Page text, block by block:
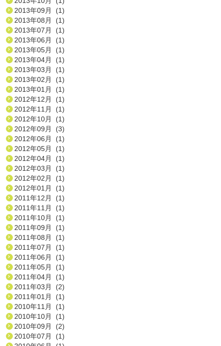
2013年09月 (1)
2013年08月 (1)
2013年07月 (1)
2013年06月 (1)
2013年05月 (1)
2013年04月 (1)
2013年03月 (1)
2013年02月 (1)
2013年01月 (1)
2012年12月 (1)
2012年11月 (1)
2012年10月 (1)
2012年09月 (3)
2012年06月 (1)
2012年05月 (1)
2012年04月 (1)
2012年03月 (1)
2012年02月 (1)
2012年01月 (1)
2011年12月 (1)
2011年11月 (1)
2011年10月 (1)
2011年09月 (1)
2011年08月 (1)
2011年07月 (1)
2011年06月 (1)
2011年05月 (1)
2011年04月 (1)
2011年03月 (2)
2011年01月 (1)
2010年11月 (1)
2010年10月 (1)
2010年09月 (2)
2010年07月 (1)